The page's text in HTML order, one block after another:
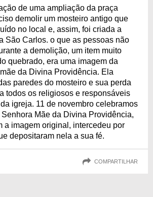
de uma ampliação da praça
demolir um mosteiro antigo que
no local e, assim, foi criada a
São Carlos. o que as pessoas não
a demolição, um item muito
quebrado, era uma imagem da
da Divina Providência. Ela
paredes do mosteiro e sua perda
todos os religiosos e responsáveis
igreja. 11 de novembro celebramos
Mãe da Divina Providência,
a imagem original, intercedeu por
depositaram nela a sua fé.
COMPARTILHAR